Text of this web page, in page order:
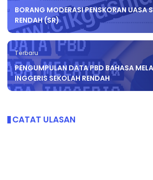
BORANG MODERASI PENSKORAN UASA
RENDAH (SR)
Terbaru
PENGUMPULAN DATA PBD BAHASA
INGGERIS SEKOLAH RENDAH
CATAT ULASAN